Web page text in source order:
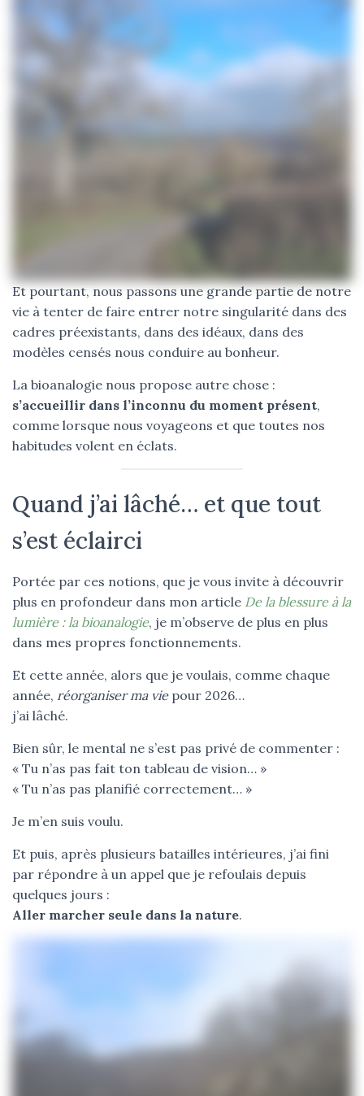
Et pourtant, nous passons une grande partie de notre
vie à tenter de faire entrer notre singularité dans des
cadres préexistants, dans des idéaux, dans des
modèles censés nous conduire au bonheur.
La bioanalogie nous propose autre chose :
s’accueillir dans l’inconnu du moment présent,
comme lorsque nous voyageons et que toutes nos
habitudes volent en éclats.
Quand j’ai lâché… et que tout
s’est éclairci
Portée par ces notions, que je vous invite à découvrir
plus en profondeur dans mon article De la blessure à la
lumière : la bioanalogie, je m’observe de plus en plus
dans mes propres fonctionnements.
Et cette année, alors que je voulais, comme chaque
année, réorganiser ma viepour 2026…
j’ai lâché.
Bien sûr, le mental ne s’est pas privé de commenter :
« Tu n’as pas fait ton tableau de vision… »
« Tu n’as pas planifié correctement… »
Je m’en suis voulu.
Et puis, après plusieurs batailles intérieures, j’ai fini
par répondre à un appel que je refoulais depuis
quelques jours :
Aller marcher seule dans la nature.